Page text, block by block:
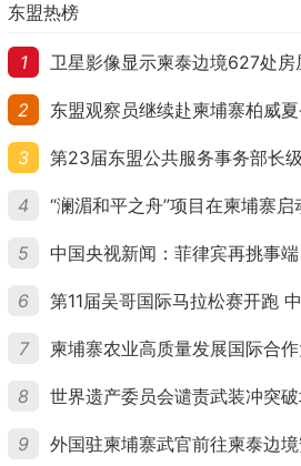
东盟热榜
1
2
3
4
5
6
7
8
9